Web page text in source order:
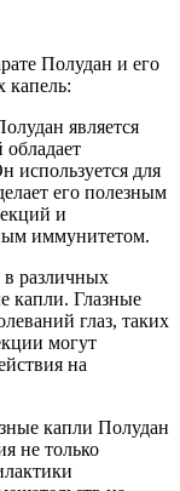
Полудан и его
капель:
является
для
его полезным
и
иммунитетом.
в различных
капли. Глазные
глаз, таких
могут
на
капли Полудан
не только